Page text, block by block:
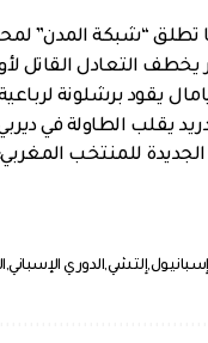
تطلق “شبكة المدن”
يخطف التعادل القاتل
يقود برشلونة
يقلب الطاولة في
الجديدة للمنتخب
إسبانيولإلتشيالدوري الإسباني